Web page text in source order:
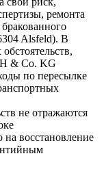
ремонта
Alsfeld). В
& Со. KG
по пересылке
не отражаются
на восстановление